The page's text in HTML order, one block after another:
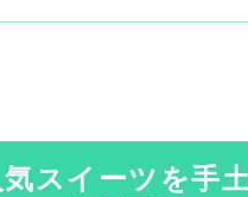
スイーツを手